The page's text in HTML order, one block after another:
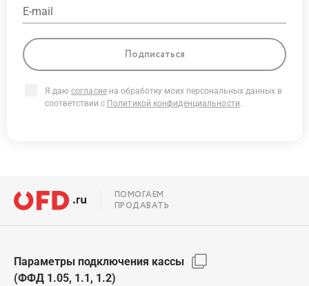
E-mail
Подписаться
Я даю согласиена обработку моих персональных данных в
соответствии с Политикой конфиденциальности.
ПОМОГАЕМ
ПРОДАВАТЬ
Параметры подключения кассы
(ФФД 1.05, 1.1, 1.2)